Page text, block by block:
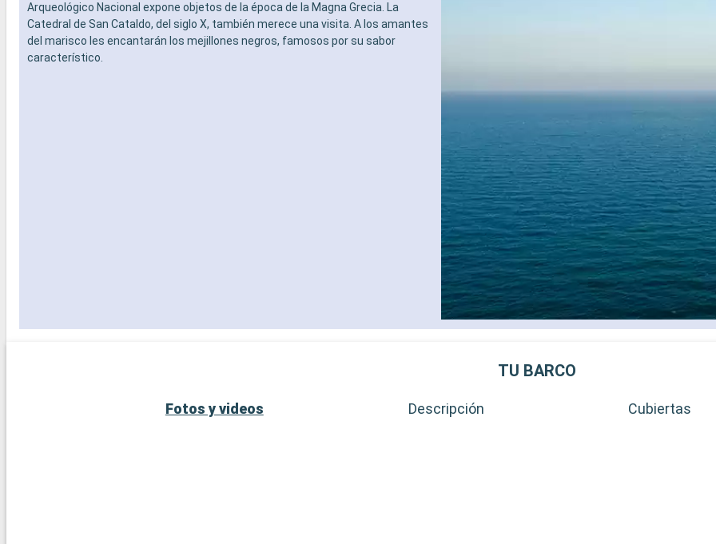
Arqueológico Nacional expone objetos de la época de la Magna Grecia. La
Catedral de San Cataldo, del siglo X, también merece una visita. A los amantes
del marisco les encantarán los mejillones negros, famosos por su sabor
característico.
TU BARCO
Fotos y videos Descripción Cubiertas